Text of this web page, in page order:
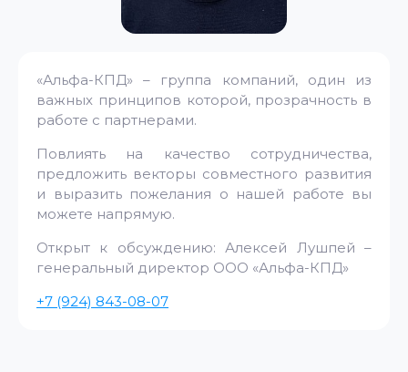
«Альфа-КПД» – группа компаний, один из
важных принципов которой, прозрачность в
работе с партнерами.
Повлиять на качество сотрудничества,
предложить векторы совместного развития
и выразить пожелания о нашей работе вы
можете напрямую.
Открыт к обсуждению: Алексей Лушпей –
генеральный директор ООО «Альфа-КПД»
+7 (924) 843-08-07